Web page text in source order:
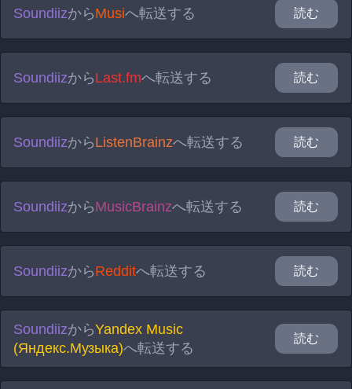
SoundiizからMusiへ転送する 読む
SoundiizからLast.fmへ転送する 読む
SoundiizからListenBrainzへ転送する 読む
SoundiizからMusicBrainzへ転送する 読む
SoundiizからRedditへ転送する 読む
SoundiizからYandex Music
(Яндекс.Музыка)へ転送する
読む